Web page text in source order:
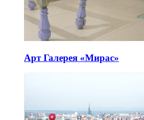
Арт Галерея «Мирас»